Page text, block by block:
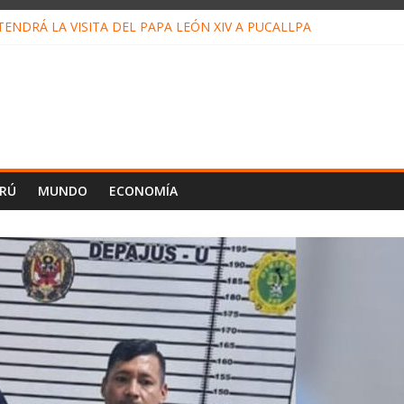
LA VISITA DEL PAPA LEÓN XIV A PUCALLPA
MUNDO ECONOMÍA